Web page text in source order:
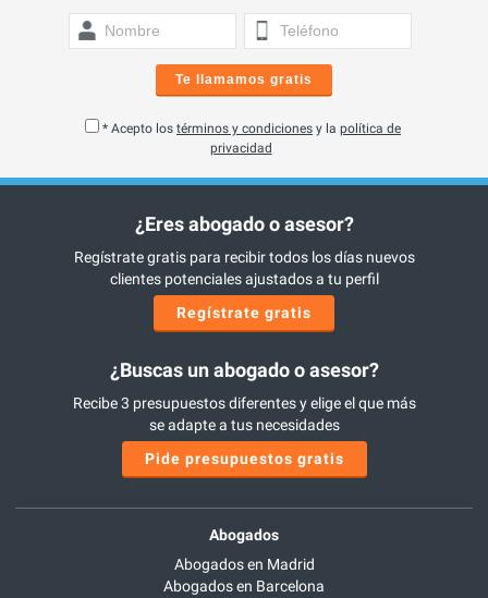
Te llamamos gratis
* Acepto los términos y condiciones y la política de
privacidad
¿Eres abogado o asesor?
Regístrate gratis para recibir todos los días nuevos
clientes potenciales ajustados a tu perfil
Regístrate gratis
¿Buscas un abogado o asesor?
Recibe 3 presupuestos diferentes y elige el que más
se adapte a tus necesidades
Pide presupuestos gratis
Abogados
Abogados en Madrid
Abogados en Barcelona